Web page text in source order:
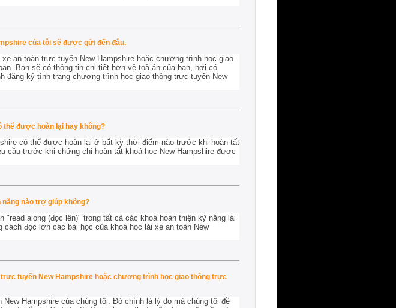
của tôi sẽ được gửi đến đâu.
an toàn trực tuyến New Hampshire hoặc chương trình học giao
Bạn sẽ có thông tin chi tiết hơn về toà án của bạn, nơi có
đăng ký tình trạng chương trình học giao thông trực tuyến New
thể được hoàn lại hay không?
có thể được hoàn lại ở bất kỳ thời điểm nào trước khi hoàn tất
cầu trước khi chứng chỉ hoàn tất khoá học New Hampshire được
nào trợ giúp không?
along (đọc lên)" trong tất cả các khoá hoàn thiện kỹ năng lái
đọc lớn các bài học của khoá học lái xe an toàn New
tuyến New Hampshire hoặc chương trình học giao thông trực
Hampshire của chúng tôi. Đó chính là lý do mà chúng tôi đề